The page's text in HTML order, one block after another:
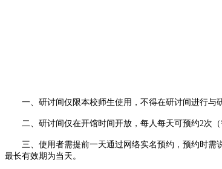
一、研讨间仅限本校师生使用，不得在研讨间进行与研
二、研讨间仅在开馆时间开放，每人每天可预约2次（
三、使用者需提前一天通过网络实名预约，预约时需说
最长有效期为当天。